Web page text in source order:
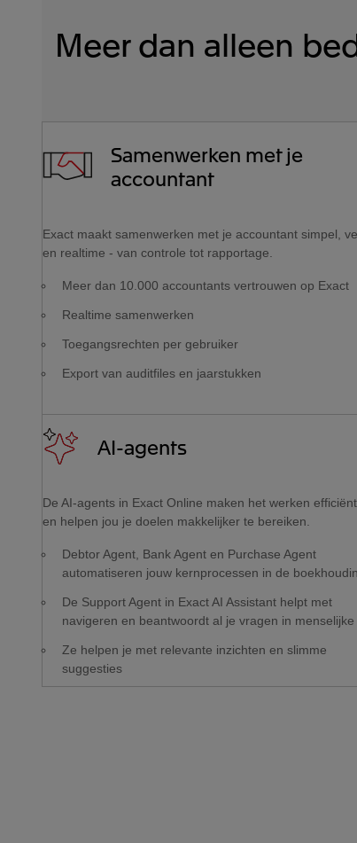
Meer dan alleen
Samenwerken met je
accountant
Exact maakt samenwerken met je accountant simpel,
en realtime - van controle tot rapportage.
Meer dan 10.000 accountants vertrouwen op Exact
Realtime samenwerken
Toegangsrechten per gebruiker
Export van auditfiles en jaarstukken
AI-agents
De AI-agents in Exact Online maken het werken
en helpen jou je doelen makkelijker te bereiken.
Debtor Agent, Bank Agent en Purchase Agent
automatiseren jouw kernprocessen in de
De Support Agent in Exact AI Assistant helpt met
navigeren en beantwoordt al je vragen in menselijke
Ze helpen je met relevante inzichten en slimme
suggesties